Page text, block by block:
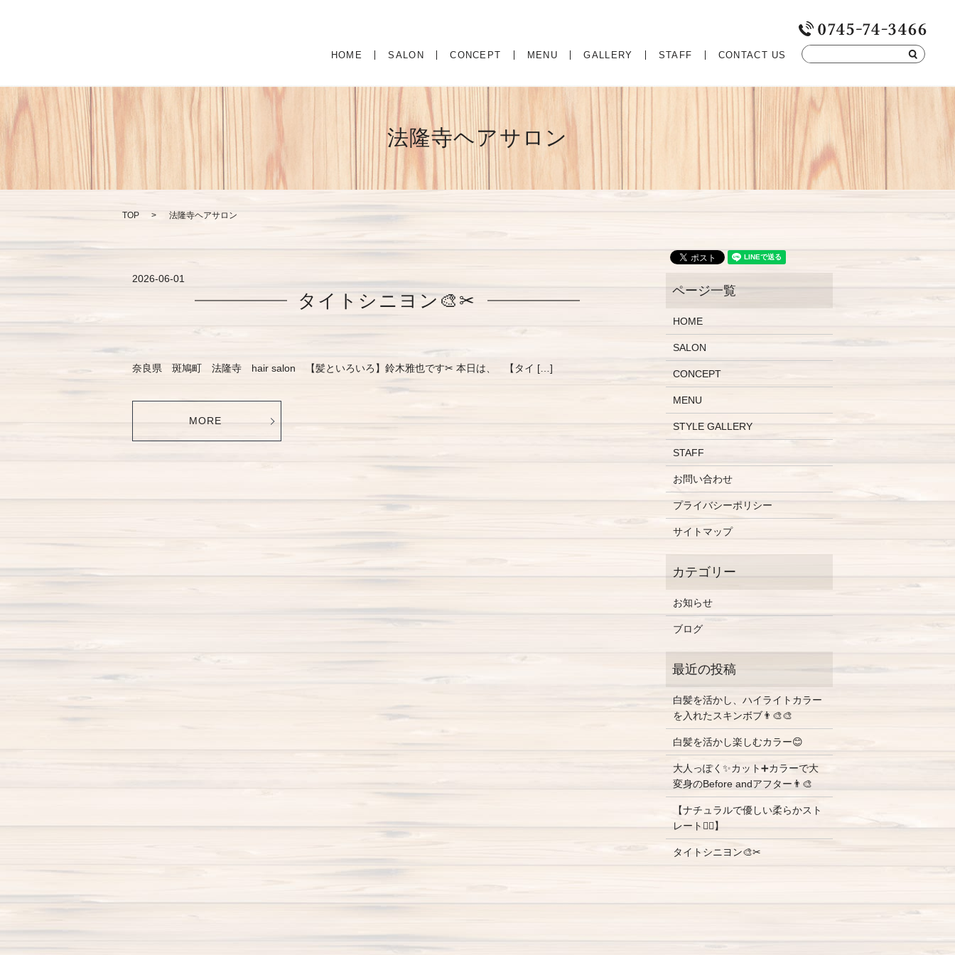
HOME SALON CONCEPT MENU GALLERY STAFF CONTACT US
法隆寺ヘアサロン
TOP 法隆寺ヘアサロン
2026-06-01
タイトシニヨン🎨✂︎
奈良県 斑鳩町 法隆寺 hair salon 【髪といろいろ】鈴木雅也です✂︎ 本日は、 【タイ […]
MORE
HOME
SALON
CONCEPT
MENU
STYLE GALLERY
STAFF
お問い合わせ
プライバシーポリシー
サイトマップ
お知らせ
ブログ
白髪を活かし、ハイライトカラー
を入れたスキンボブ👨‍🎨🎨
白髪を活かし楽しむカラー😊
大人っぽく✨カット➕カラーで大
変身のBefore andアフター👨‍🎨
【ナチュラルで優しい柔らかスト
レート💇‍♀️】
タイトシニヨン🎨✂︎